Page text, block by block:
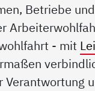
Betriebe
- mit